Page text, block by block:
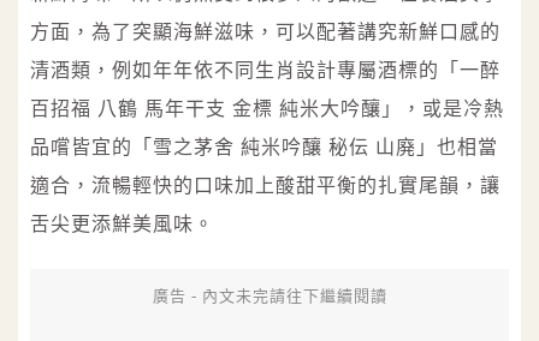
方面，為了突顯海鮮滋味，可以配著講究新鮮口感的
清酒類，例如年年依不同生肖設計專屬酒標的「一醉
百招福 八鶴 馬年干支 金標 純米大吟釀」，或是冷熱
品嚐皆宜的「雪之茅舍 純米吟釀 秘伝 山廃」也相當
適合，流暢輕快的口味加上酸甜平衡的扎實尾韻，讓
舌尖更添鮮美風味。
廣告 - 內文未完請往下繼續閱讀